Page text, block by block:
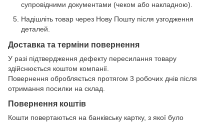
супровідними документами (чеком або накладною).
Надішліть товар через Нову Пошту після узгодження
деталей.
Доставка та терміни повернення
У разі підтвердження дефекту пересилання товару
здійснюється коштом компанії.
Повернення обробляється протягом 3 робочих днів після
отримання посилки на склад.
Повернення коштів
Кошти повертаються на банківську картку, з якої було